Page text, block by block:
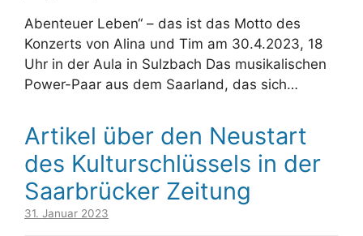
Abenteuer Leben“ – das ist das Motto des
Konzerts von Alina und Tim am 30.4.2023, 18
Uhr in der Aula in Sulzbach Das musikalischen
Power-Paar aus dem Saarland, das sich…
Artikel über den Neustart
des Kulturschlüssels in der
Saarbrücker Zeitung
31. Januar 2023